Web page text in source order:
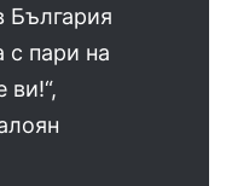
България
с пари на
ви!“,